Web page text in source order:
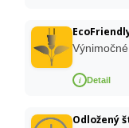
i Detail
Odložený